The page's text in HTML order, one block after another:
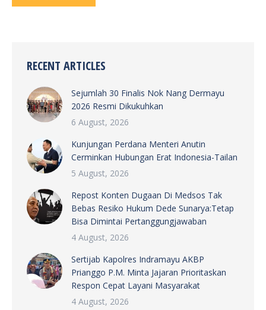
RECENT ARTICLES
Sejumlah 30 Finalis Nok Nang Dermayu
2026 Resmi Dikukuhkan
6 August, 2026
Kunjungan Perdana Menteri Anutin
Cerminkan Hubungan Erat Indonesia-Tailan
5 August, 2026
Repost Konten Dugaan Di Medsos Tak
Bebas Resiko Hukum Dede Sunarya:Tetap
Bisa Dimintai Pertanggungjawaban
4 August, 2026
Sertijab Kapolres Indramayu AKBP
Prianggo P.M. Minta Jajaran Prioritaskan
Respon Cepat Layani Masyarakat
4 August, 2026